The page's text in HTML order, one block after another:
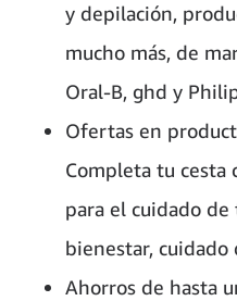
y depilación,
mucho más, de
Oral-B, ghd y
Ofertas en
Completa tu cesta
para el cuidado
bienestar, cuidado
Ahorros de hasta